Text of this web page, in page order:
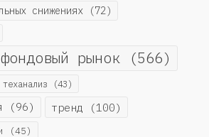
снижениях (72)
рынок (566)
теханализ (43)
(96) тренд (100)
(45)